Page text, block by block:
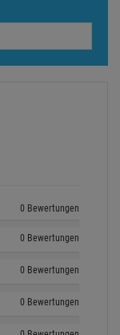
0 Bewertungen
0 Bewertungen
0 Bewertungen
0 Bewertungen